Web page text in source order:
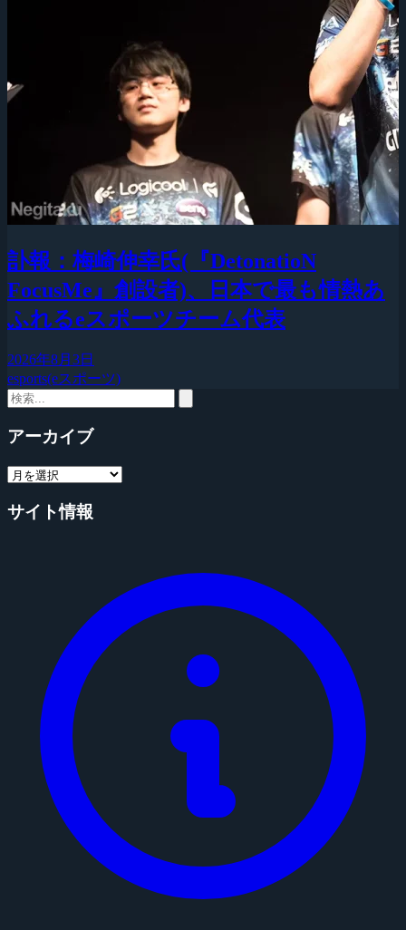
訃報：梅崎伸幸氏(『DetonatioN
FocusMe』創設者)、日本で最も情熱あ
ふれるeスポーツチーム代表
2026年8月3日
esports(eスポーツ)
アーカイブ
サイト情報